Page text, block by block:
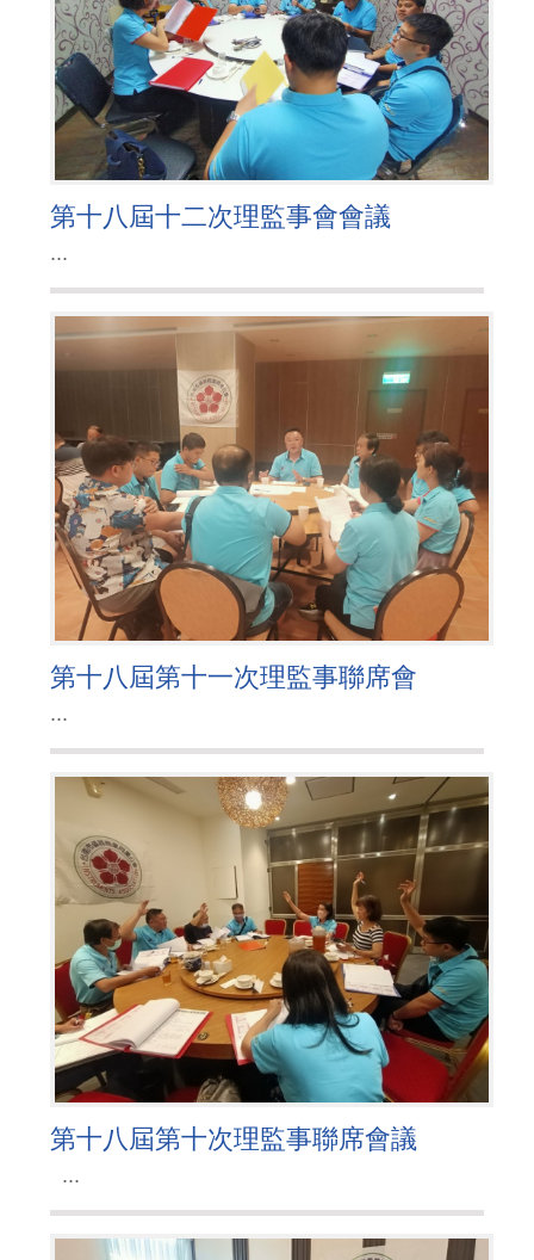
第十八屆十二次理監事會會議
...
第十八屆第十一次理監事聯席會
...
第十八屆第十次理監事聯席會議
...